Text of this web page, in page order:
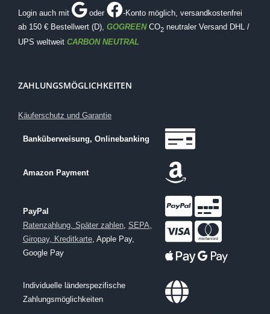
Login auch mit
oder -Konto möglich , versandkostenfrei
ab 150 € Bestellwert (D), GOGREENCO2 neutraler Versand DHL /
UPS weltweit CARBON NEUTRAL
ZAHLUNGSMÖGLICHKEITEN
Käuferschutz und Garantie
Banküberweisung, Onlinebanking
Amazon Payment
PayPal
Ratenzahlung, Später zahlen, SEPA,
Giropay, Kreditkarte, Apple Pay,
Google Pay
Individuelle länderspezifische
Zahlungsmöglichkeiten